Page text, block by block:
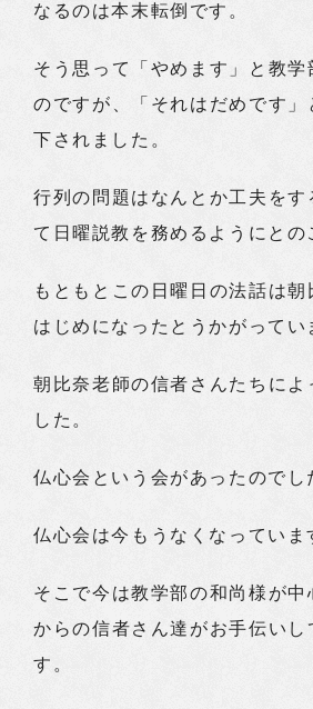
なるのは本末転倒です。
そう思って「やめます」と教学
のですが、「それはだめです」
下されました。
行列の問題はなんとか工夫をす
て日曜説教を務めるようにとの
もともとこの日曜日の法話は朝
はじめになったとうかがってい
朝比奈老師の信者さんたちによ
した。
仏心会という会があったのでし
仏心会は今もうなくなっていま
そこで今は教学部の和尚様が中
からの信者さん達がお手伝いし
す。